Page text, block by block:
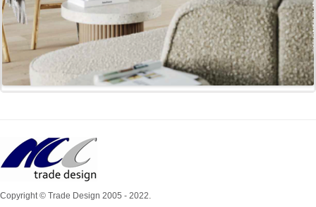
Copyright © Trade Design 2005 - 2022.